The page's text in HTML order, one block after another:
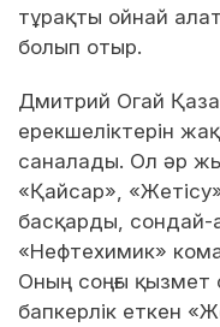
тұрақты ойнай
болып отыр.
Дмитрий Огай
ерекшеліктерін
саналады. Ол әр
«Қайсар»,
басқарды, сондай-
«Нефтехимик»
Оның соңғы
бапкерлік еткен